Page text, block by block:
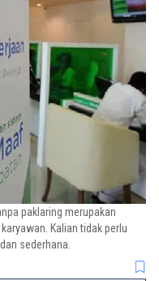
paklaring merupakan
tidak perlu
sederhana.